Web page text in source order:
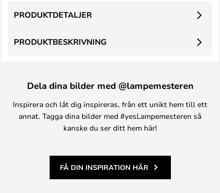
PRODUKTBESKRIVNING
PRODUKTDETALJER
Dela dina bilder med @lampemesteren
Inspirera och låt dig inspireras, från ett unikt hem till ett
annat. Tagga dina bilder med #yesLampemesteren så
kanske du ser ditt hem här!
FÅ DIN INSPIRATION HÄR